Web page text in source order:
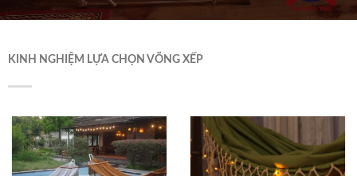
KINH NGHIỆM LỰA CHỌN VÕNG XẾP